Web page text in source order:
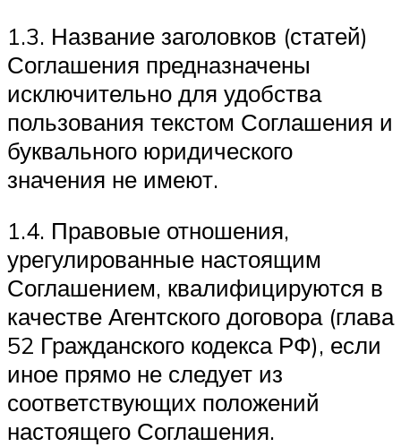
1.3. Название заголовков (статей)
Соглашения предназначены
исключительно для удобства
пользования текстом Соглашения и
буквального юридического
значения не имеют.
1.4. Правовые отношения,
урегулированные настоящим
Соглашением, квалифицируются в
качестве Агентского договора (глава
52 Гражданского кодекса РФ), если
иное прямо не следует из
соответствующих положений
настоящего Соглашения.